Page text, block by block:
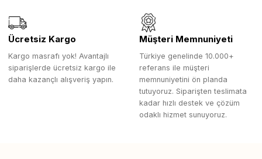
Ücretsiz Kargo
Kargo masrafı yok! Avantajlı
siparişlerde ücretsiz kargo ile
daha kazançlı alışveriş yapın.
Müşteri Memnuniyeti
Türkiye genelinde 10.000+
referans ile müşteri
memnuniyetini ön planda
tutuyoruz. Siparişten teslimata
kadar hızlı destek ve çözüm
odaklı hizmet sunuyoruz.